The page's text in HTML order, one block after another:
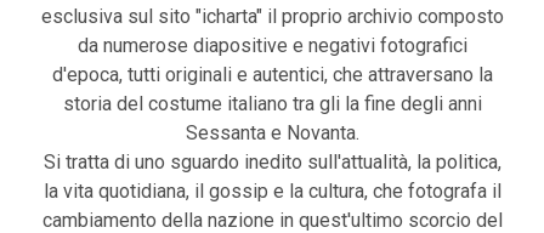
esclusiva sul sito "icharta" il proprio archivio composto
da numerose diapositive e negativi fotografici
d'epoca, tutti originali e autentici, che attraversano la
storia del costume italiano tra gli la fine degli anni
Sessanta e Novanta.
Si tratta di uno sguardo inedito sull'attualità, la politica,
la vita quotidiana, il gossip e la cultura, che fotografa il
cambiamento della nazione in quest'ultimo scorcio del